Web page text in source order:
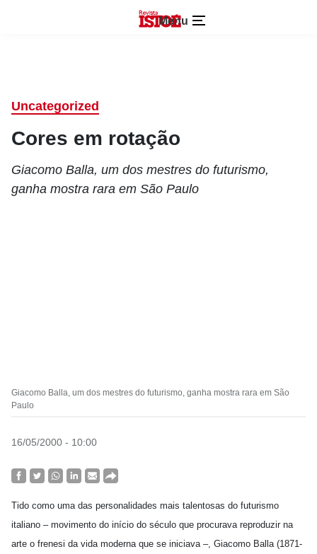
Menu
Uncategorized
Cores em rotação
Giacomo Balla, um dos mestres do futurismo,
ganha mostra rara em São Paulo
Giacomo Balla, um dos mestres do futurismo, ganha mostra rara em São
Paulo
16/05/2000 - 10:00
Tido como uma das personalidades mais talentosas do futurismo
italiano – movimento do início do século que procurava reproduzir na
arte o frenesi da vida moderna que se iniciava –, Giacomo Balla (1871-